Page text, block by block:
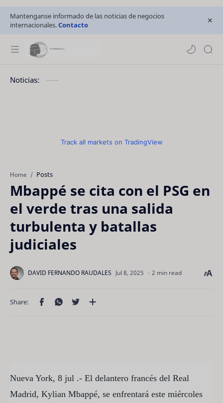
Mantenganse informado de las noticias de negocios
internacionales.Contacto
Noticias:
Track all markets on TradingView
Home Posts
Mbappé se cita con el PSG en
el verde tras una salida
turbulenta y batallas
judiciales
2 min read
Nueva York, 8 jul .- El delantero francés del Real
Madrid, Kylian Mbappé, se enfrentará este miércoles